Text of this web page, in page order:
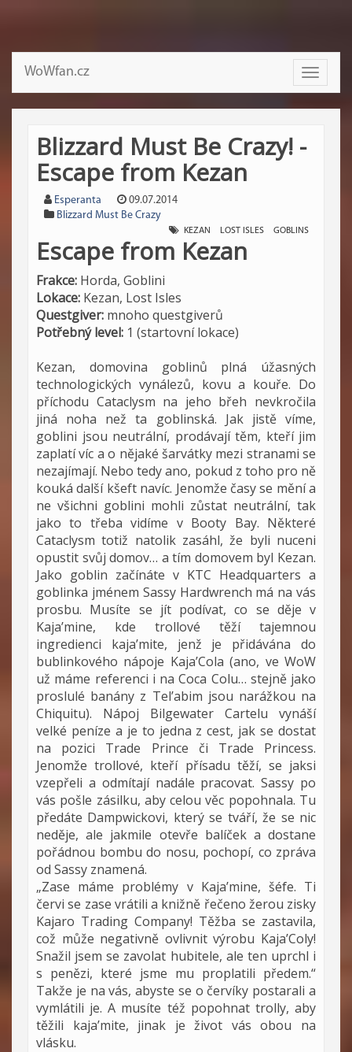
Toggle
WoWfan.cz
Blizzard Must Be Crazy! -
Escape from Kezan
Esperanta
09.07.2014
Blizzard Must Be Crazy
KEZAN LOST ISLES GOBLINS
Escape from Kezan
Frakce: Horda, Goblini
Lokace: Kezan, Lost Isles
Questgiver: mnoho questgiverů
Potřebný level: 1 (startovní lokace)
Kezan, domovina goblinů plná úžasných
technologických vynálezů, kovu a kouře. Do
příchodu Cataclysm na jeho břeh nevkročila
jiná noha než ta goblinská. Jak jistě víme,
goblini jsou neutrální, prodávají těm, kteří jim
zaplatí víc a o nějaké šarvátky mezi stranami se
nezajímají. Nebo tedy ano, pokud z toho pro ně
kouká další kšeft navíc. Jenomže časy se mění a
ne všichni goblini mohli zůstat neutrální, tak
jako to třeba vidíme v Booty Bay. Některé
Cataclysm totiž natolik zasáhl, že byli nuceni
opustit svůj domov… a tím domovem byl Kezan.
Jako goblin začínáte v KTC Headquarters a
goblinka jménem Sassy Hardwrench má na vás
prosbu. Musíte se jít podívat, co se děje v
Kaja’mine, kde trollové těží tajemnou
ingredienci kaja’mite, jenž je přidávána do
bublinkového nápoje Kaja’Cola (ano, ve WoW
už máme referenci i na Coca Colu… stejně jako
proslulé banány z Tel’abim jsou narážkou na
Chiquitu). Nápoj Bilgewater Cartelu vynáší
velké peníze a je to jedna z cest, jak se dostat
na pozici Trade Prince či Trade Princess.
Jenomže trollové, kteří přísadu těží, se jaksi
vzepřeli a odmítají nadále pracovat. Sassy po
vás pošle zásilku, aby celou věc popohnala. Tu
předáte Dampwickovi, který se tváří, že se nic
neděje, ale jakmile otevře balíček a dostane
pořádnou bombu do nosu, pochopí, co zpráva
od Sassy znamená.
„Zase máme problémy v Kaja’mine, šéfe. Ti
červi se zase vrátili a knižně řečeno žerou zisky
Kajaro Trading Company! Těžba se zastavila,
což může negativně ovlivnit výrobu Kaja’Coly!
Snažil jsem se zavolat hubitele, ale ten uprchl i
s penězi, které jsme mu proplatili předem.“
Takže je na vás, abyste se o červíky postarali a
vymlátili je. A musíte též popohnat trolly, aby
těžili kaja’mite, jinak je život vás obou na
vlásku.